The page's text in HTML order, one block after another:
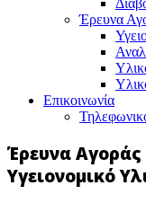
Έρευνα
Επικοινωνία
Έρευνα
Υγειονομικό